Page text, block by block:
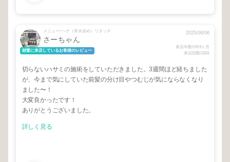
メニュー/ ヘナ（草木染め）リタッチ
さーちゃん
頻繁に来店しているお客様のレビュー
2025/06/06
来店年数/2年9ヶ月
来店回数/32回
切らないハサミの施術をしていただきました。3週間ほど経ちました
が、今まで気にしていた前髪の分け目やつむじが気にならなくなり
ました〜！
大変良かったです！
ありがとうございました。
詳しく見る